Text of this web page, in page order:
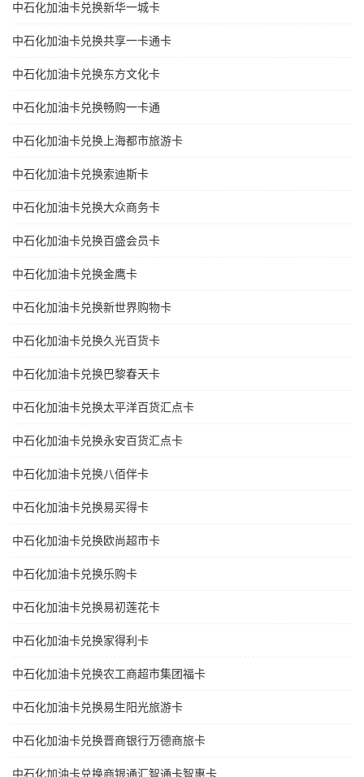
中石化加油卡兑换新华一城卡
中石化加油卡兑换共享一卡通卡
中石化加油卡兑换东方文化卡
中石化加油卡兑换畅购一卡通
中石化加油卡兑换上海都市旅游卡
中石化加油卡兑换索迪斯卡
中石化加油卡兑换大众商务卡
中石化加油卡兑换百盛会员卡
中石化加油卡兑换金鹰卡
中石化加油卡兑换新世界购物卡
中石化加油卡兑换久光百货卡
中石化加油卡兑换巴黎春天卡
中石化加油卡兑换太平洋百货汇点卡
中石化加油卡兑换永安百货汇点卡
中石化加油卡兑换八佰伴卡
中石化加油卡兑换易买得卡
中石化加油卡兑换欧尚超市卡
中石化加油卡兑换乐购卡
中石化加油卡兑换易初莲花卡
中石化加油卡兑换家得利卡
中石化加油卡兑换农工商超市集团福卡
中石化加油卡兑换易生阳光旅游卡
中石化加油卡兑换晋商银行万德商旅卡
中石化加油卡兑换商银通汇智通卡智惠卡